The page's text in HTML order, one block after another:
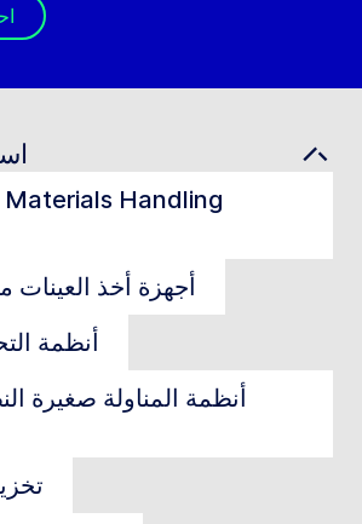
Handling
أجهزة أخذ
أنظمة
أنظمة المناولة صغيرة